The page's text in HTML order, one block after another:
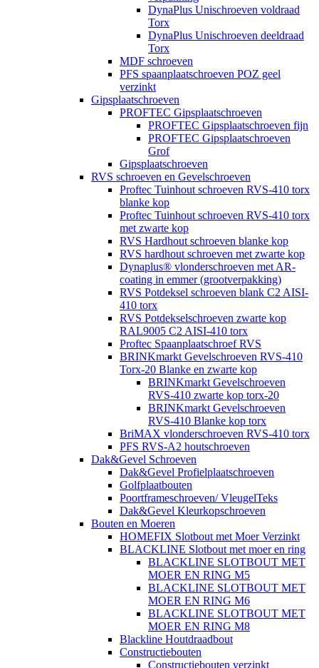
DynaPlus Unischroeven voldraad
Torx
DynaPlus Unischroeven deeldraad
Torx
MDF schroeven
PFS spaanplaatschroeven POZ geel
verzinkt
Gipsplaatschroeven
PROFTEC Gipsplaatschroeven
PROFTEC Gipsplaatschroeven fijn
PROFTEC Gipsplaatschroeven
Grof
Gipsplaatschroeven
RVS schroeven en Gevelschroeven
Proftec Tuinhout schroeven RVS-410 torx
blanke kop
Proftec Tuinhout schroeven RVS-410 torx
met zwarte kop
RVS Hardhout schroeven blanke kop
RVS hardhout schroeven met zwarte kop
Dynaplus® vlonderschroeven met AR-
coating in emmer (grootverpakking)
RVS Potdeksel schroeven blank C2 AISI-
410 torx
RVS Potdekselschroeven zwarte kop
RAL9005 C2 AISI-410 torx
Proftec Spaanplaatschroef RVS
BRINKmarkt Gevelschroeven RVS-410
Torx-20 Blanke en zwarte kop
BRINKmarkt Gevelschroeven
RVS-410 zwarte kop torx-20
BRINKmarkt Gevelschroeven
RVS-410 Blanke kop torx
BriMAX vlonderschroeven RVS-410 torx
PFS RVS-A2 houtschroeven
Dak&Gevel Schroeven
Dak&Gevel Profielplaatschroeven
Golfplaatbouten
Poortframeschroeven/ VleugelTeks
Dak&Gevel Kleurkopschroeven
Bouten en Moeren
HOMEFIX Slotbout met Moer Verzinkt
BLACKLINE Slotbout met moer en ring
BLACKLINE SLOTBOUT MET
MOER EN RING M5
BLACKLINE SLOTBOUT MET
MOER EN RING M6
BLACKLINE SLOTBOUT MET
MOER EN RING M8
Blackline Houtdraadbout
Constructiebouten
Constructiebouten verzinkt